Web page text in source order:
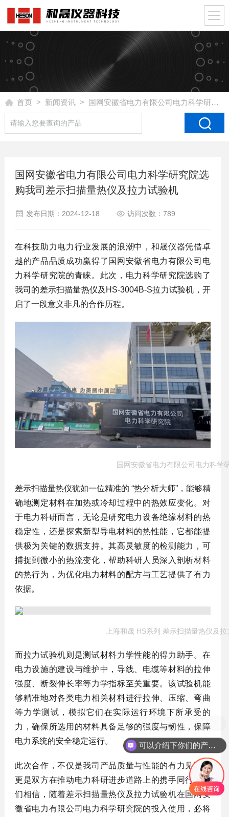
首页 > 新闻资讯> 国网安徽省电力有限公司电力科学研究院选购我司差示扫描量热仪及拉力试验机
国网安徽省电力有限公司电力科学研究院选
购我司差示扫描量热仪及拉力试验机
发布日期：2024-12-18 访问次数：789
在科技助力电力行业发展的浪潮中，和晟仪器凭借卓
越的产品品质成功赢得了国网安徽省电力有限公司电
力科学研究院的青睐。此次，电力科学研究院选购了
我司的差示扫描量热仪及HS-3004B-S拉力试验机，开
启了一段意义非凡的合作历程。
国网安徽省电力有限公司电力科学
差示扫描量热仪犹如一位精准的 “热分析大师”，能够精
确地测定材料在加热或冷却过程中的热效应变化。对
于电力科研而言，无论是研究电力设备绝缘材料的热
稳定性，还是探索新型导电材料的热性能，它都能提
供极为关键的数据支持。其高灵敏度的检测能力，可
捕捉到微小的热流变化，帮助科研人员深入剖析材料
的热行为，为优化电力材料的配方与工艺提供了有力
依据。
上海和晟 HS系列 差示扫描量热仪及
而拉力试验机则是测试材料力学性能的得力助手。在
电力设施的建设与维护中，导线、电缆等材料的拉伸
强度、断裂伸长率等力学指标至关重要。该试验机能
够精准地对各类电力相关材料进行拉伸、压缩、弯曲
等力学测试，模拟它们在实际运行环境下所承受的
力，确保所选用的材料具备足够的强度与韧性，保障
电力系统的安全稳定运行。
此次合作，不仅是我司产品质量与性能的有力见证，
更是双方在推动电力科研进步道路上的携手同行。我
们相信，随着差示扫描量热仪及拉力试验机在国网安
徽省电力有限公司电力科学研究院的投入使用，必将
可以介绍下你们的产品么？